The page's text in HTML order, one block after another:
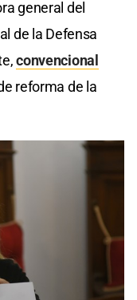
general del
de la Defensa
convencional
reforma de la